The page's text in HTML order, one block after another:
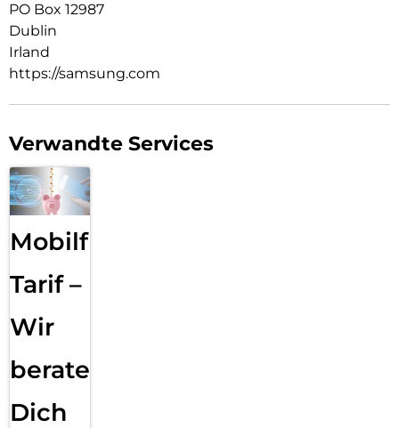
PO Box 12987
Dublin
Irland
https://samsung.com
Verwandte Services
Mobilfunk
Tarif –
Wir
beraten
Dich